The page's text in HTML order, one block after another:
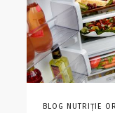
BLOG NUTRIȚIE